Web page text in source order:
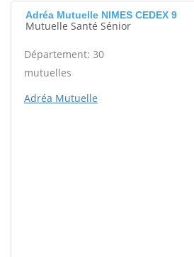
Adréa Mutuelle NIMES CEDEX 9
Mutuelle Santé Sénior
Département: 30
mutuelles
Adréa Mutuelle